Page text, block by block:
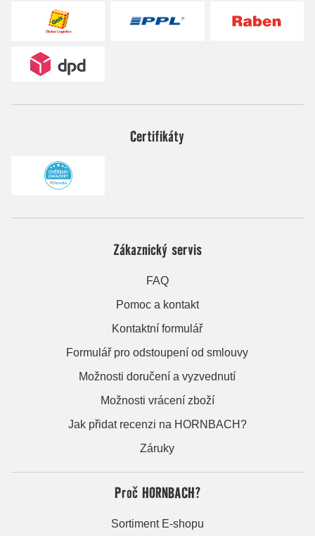
Certifikáty
Zákaznický servis
FAQ
Pomoc a kontakt
Kontaktní formulář
Formulář pro odstoupení od smlouvy
Možnosti doručení a vyzvednutí
Možnosti vrácení zboží
Jak přidat recenzi na HORNBACH?
Záruky
Proč HORNBACH?
Sortiment E-shopu